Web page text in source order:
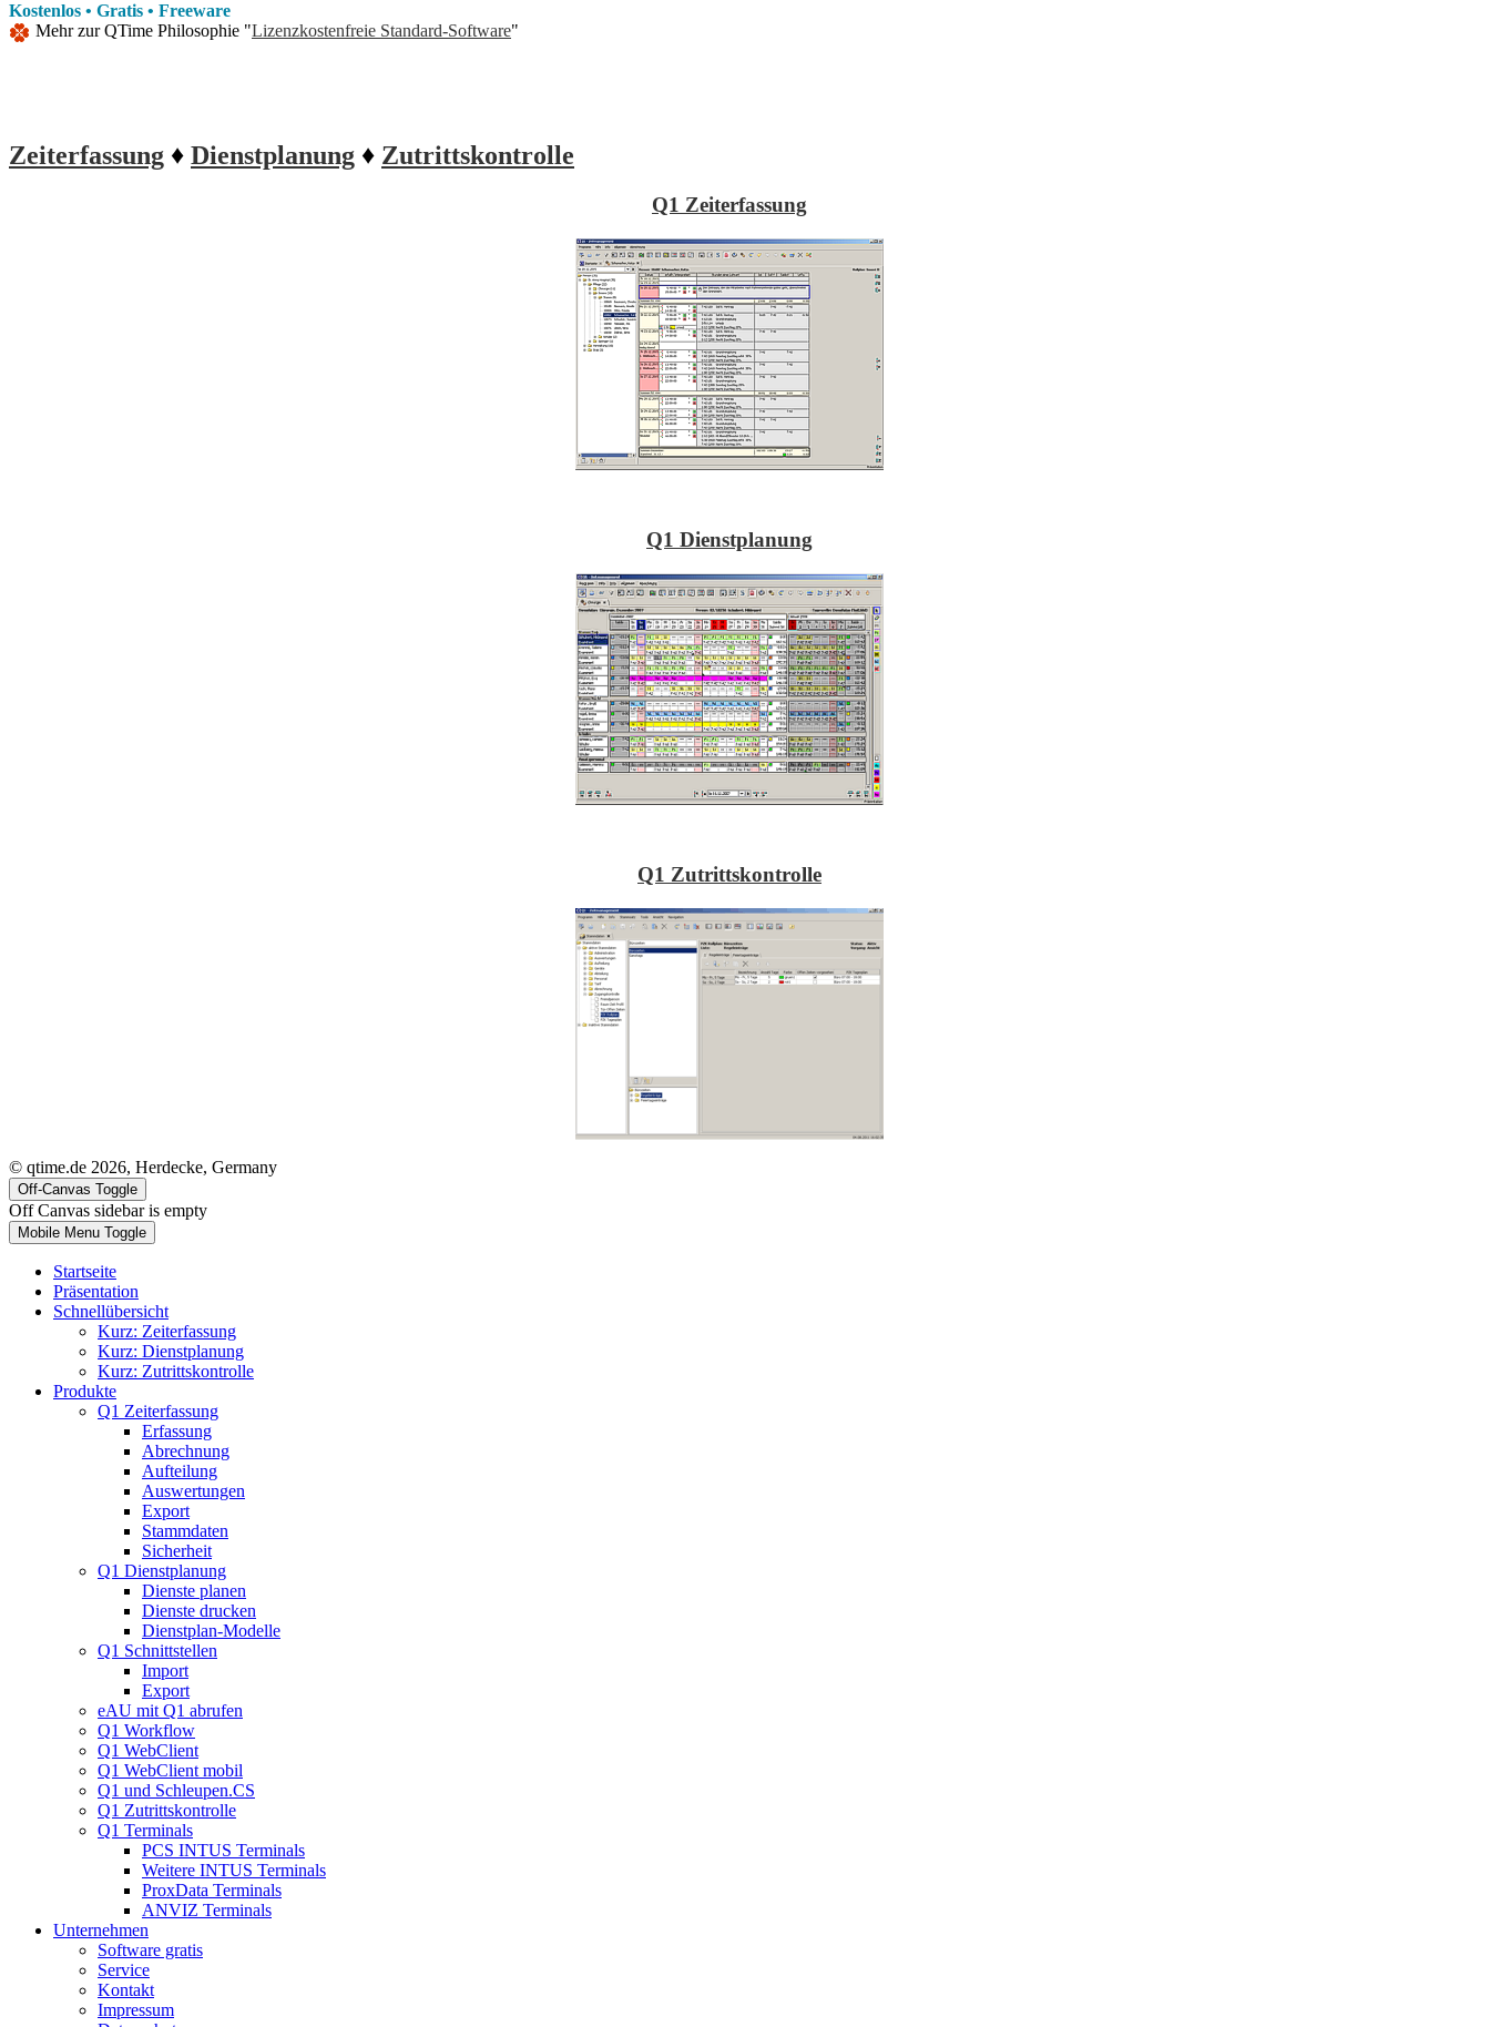
Kostenlos • Gratis • Freeware
Mehr zur QTime Philosophie "Lizenzkostenfreie Standard-Software"
Zeiterfassung ♦ Dienstplanung ♦ Zutrittskontrolle
Q1 Zeiterfassung
Q1 Dienstplanung
Q1 Zutrittskontrolle
© qtime.de 2026, Herdecke, Germany
Off-Canvas Toggle
Off Canvas sidebar is empty
Mobile Menu Toggle
Startseite
Präsentation
Schnellübersicht
Kurz: Zeiterfassung
Kurz: Dienstplanung
Kurz: Zutrittskontrolle
Produkte
Q1 Zeiterfassung
Erfassung
Abrechnung
Aufteilung
Auswertungen
Export
Stammdaten
Sicherheit
Q1 Dienstplanung
Dienste planen
Dienste drucken
Dienstplan-Modelle
Q1 Schnittstellen
Import
Export
eAU mit Q1 abrufen
Q1 Workflow
Q1 WebClient
Q1 WebClient mobil
Q1 und Schleupen.CS
Q1 Zutrittskontrolle
Q1 Terminals
PCS INTUS Terminals
Weitere INTUS Terminals
ProxData Terminals
ANVIZ Terminals
Unternehmen
Software gratis
Service
Kontakt
Impressum